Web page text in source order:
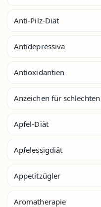
Anti-Pilz-Diät
Antidepressiva
Antioxidantien
Anzeichen für
Apfel-Diät
Apfelessigdiät
Appetitzügler
Aromatherapie